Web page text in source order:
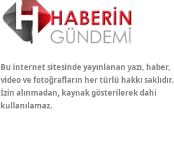
Bu internet sitesinde yayınlanan yazı, haber,
video ve fotoğrafların her türlü hakkı saklıdır.
İzin alınmadan, kaynak gösterilerek dahi
kullanılamaz.